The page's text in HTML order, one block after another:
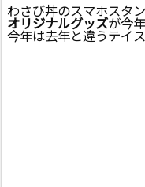
わさび丼のスマホスタ
オリジナルグッズが今
今年は去年と違うテイ